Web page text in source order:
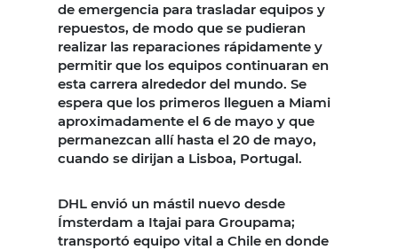
de emergencia para trasladar equipos y
repuestos, de modo que se pudieran
realizar las reparaciones rápidamente y
permitir que los equipos continuaran en
esta carrera alrededor del mundo. Se
espera que los primeros lleguen a Miami
aproximadamente el 6 de mayo y que
permanezcan allí hasta el 20 de mayo,
cuando se dirijan a Lisboa, Portugal.
DHL envió un mástil nuevo desde
Ímsterdam a Itajai para Groupama;
transportó equipo vital a Chile en donde